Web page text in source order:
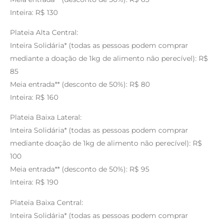
Inteira: R$ 130
Plateia Alta Central:
Inteira Solidária* (todas as pessoas podem comprar
mediante a doação de 1kg de alimento não perecível): R$
85
Meia entrada** (desconto de 50%): R$ 80
Inteira: R$ 160
Plateia Baixa Lateral:
Inteira Solidária* (todas as pessoas podem comprar
mediante doação de 1kg de alimento não perecível): R$
100
Meia entrada** (desconto de 50%): R$ 95
Inteira: R$ 190
Plateia Baixa Central:
Inteira Solidária* (todas as pessoas podem comprar